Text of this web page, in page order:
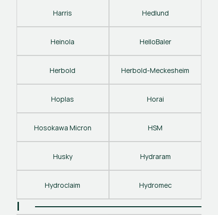
Harris Hedlund
Heinola HelloBaler
Herbold Herbold-Meckesheim
Hoplas Horai
Hosokawa Micron HSM
Husky Hydraram
Hydroclaim Hydromec
I